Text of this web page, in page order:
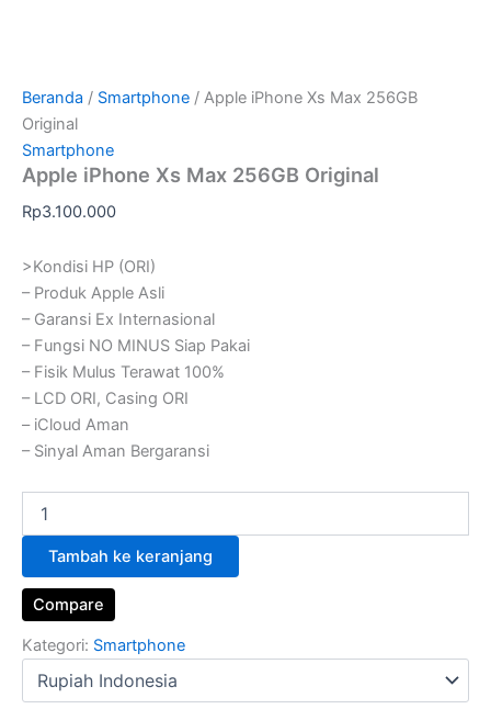
Beranda / Smartphone / Apple iPhone Xs Max 256GB
Original
Smartphone
Apple iPhone Xs Max 256GB Original
Rp3.100.000
>Kondisi HP (ORI)
– Produk Apple Asli
– Garansi Ex Internasional
– Fungsi NO MINUS Siap Pakai
– Fisik Mulus Terawat 100%
– LCD ORI, Casing ORI
– iCloud Aman
– Sinyal Aman Bergaransi
Tambah ke keranjang
Compare
Kategori: Smartphone